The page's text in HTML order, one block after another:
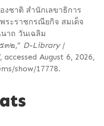
งชาติ สำนักเลขาธิการ
ระราชกรณียกิจ สมเด็จ
าถ วันเฉลิม
๓๒,” D-Library |
, accessed August 6, 2026,
show/17778.